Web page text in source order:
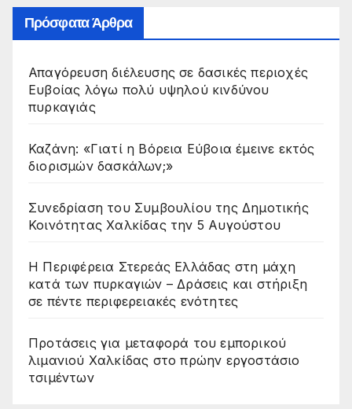
Πρόσφατα Άρθρα
Απαγόρευση διέλευσης σε δασικές περιοχές
Ευβοίας λόγω πολύ υψηλού κινδύνου
πυρκαγιάς
Καζάνη: «Γιατί η Βόρεια Εύβοια έμεινε εκτός
διορισμών δασκάλων;»
Συνεδρίαση του Συμβουλίου της Δημοτικής
Κοινότητας Χαλκίδας την 5 Αυγούστου
Η Περιφέρεια Στερεάς Ελλάδας στη μάχη
κατά των πυρκαγιών – Δράσεις και στήριξη
σε πέντε περιφερειακές ενότητες
Προτάσεις για μεταφορά του εμπορικού
λιμανιού Χαλκίδας στο πρώην εργοστάσιο
τσιμέντων